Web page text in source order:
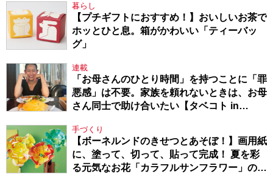
暮らし
【プチギフトにおすすめ！】おいしいお茶で
ホッとひと息。箱がかわいい「ティーバッ
グ」
連載
「お母さんのひとり時間」を持つことに「罪
悪感」は不要。家族を頼れないときは、お母
さん同士で助け合いたい【タベコト in
手づくり
【ボーネルンドのきせつとあそぼ！】画用紙
に、塗って、切って、貼って完成！ 夏を彩
る元気なお花「カラフルサンフラワー」の作